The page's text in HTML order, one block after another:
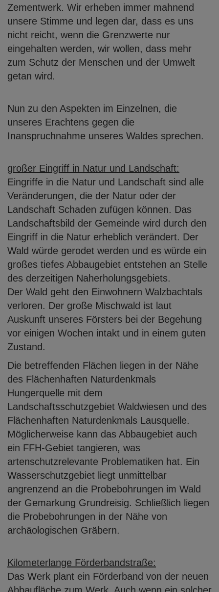
Zementwerk. Wir erheben immer mahnend
unsere Stimme und legen dar, dass es uns
nicht reicht, wenn die Grenzwerte nur
eingehalten werden, wir wollen, dass mehr
zum Schutz der Menschen und der Umwelt
getan wird.
Nun zu den Aspekten im Einzelnen, die
unseres Erachtens gegen die
Inanspruchnahme unseres Waldes sprechen.
großer Eingriff in Natur und Landschaft:
Eingriffe in die Natur und Landschaft sind alle
Veränderungen, die der Natur oder der
Landschaft Schaden zufügen können. Das
Landschaftsbild der Gemeinde wird durch den
Eingriff in die Natur erheblich verändert. Der
Wald würde gerodet werden und es würde ein
großes tiefes Abbaugebiet entstehen an Stelle
des derzeitigen Naherholungsgebiets.
Der Wald geht den Einwohnern Walzbachtals
verloren. Der große Mischwald ist laut
Auskunft unseres Försters bei der Begehung
vor einigen Wochen intakt und in einem guten
Zustand.
Die betreffenden Flächen liegen in der Nähe
des Flächenhaften Naturdenkmals
Hungerquelle mit dem
Landschaftsschutzgebiet Waldwiesen und des
Flächenhaften Naturdenkmals Lausquelle.
Möglicherweise kann das Abbaugebiet auch
ein FFH-Gebiet tangieren, was
artenschutzrelevante Problematiken hat. Ein
Wasserschutzgebiet liegt unmittelbar
angrenzend an die Probebohrungen im Wald
der Gemarkung Grundreisig. Schließlich liegen
die Probebohrungen in der Nähe von
archäologischen Gräbern.
Kilometerlange Förderbandstraße:
Das Werk plant ein Förderband von der neuen